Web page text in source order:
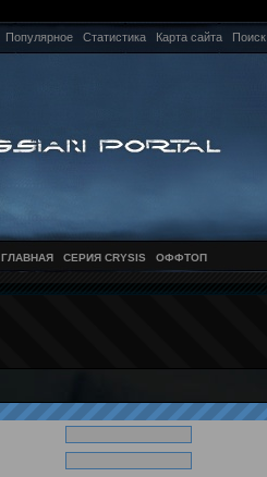
Популярное Статистика Карта сайта Поиск
ГЛАВНАЯ СЕРИЯ CRYSIS ОФФТОП